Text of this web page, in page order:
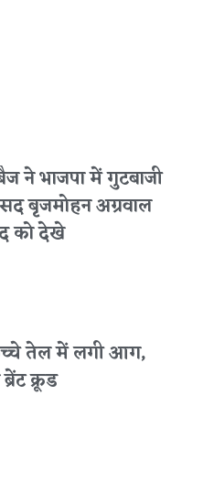
ने भाजपा में गुटबाजी
बृजमोहन अग्रवाल
को देखे
तेल में लगी आग,
क्रूड